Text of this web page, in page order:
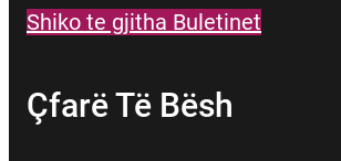
Shiko te gjitha Buletinet
Çfarë Të Bësh